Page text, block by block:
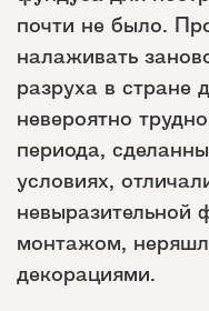
почти не было.
налаживать
разруха в стране
невероятно
периода,
условиях,
монтажом,
декорациями.